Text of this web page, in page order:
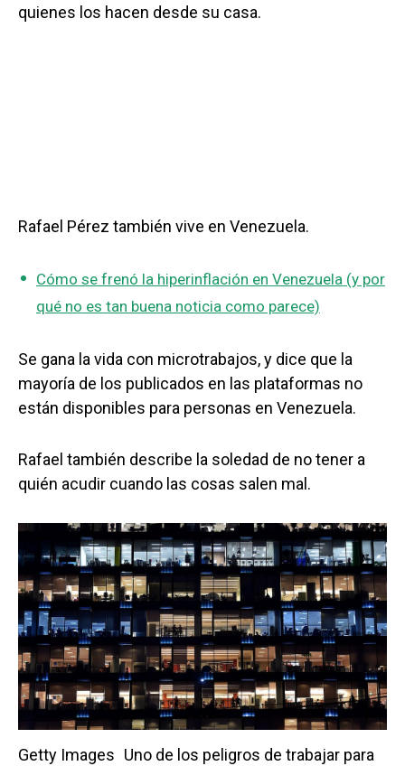
quienes los hacen desde su casa.
Rafael Pérez también vive en Venezuela.
Cómo se frenó la hiperinflación en Venezuela (y por
qué no es tan buena noticia como parece)
Se gana la vida con microtrabajos, y dice que la
mayoría de los publicados en las plataformas no
están disponibles para personas en Venezuela.
Rafael también describe la soledad de no tener a
quién acudir cuando las cosas salen mal.
Getty Images Uno de los peligros de trabajar para